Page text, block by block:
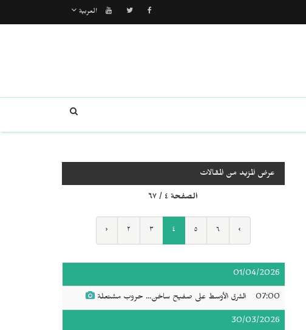
العربية
عرض المزيد من المقالات
الصفحة ٤ / ٦٧
‹ ٢ ٣ ٤ ٥ ٦ ›
01/04/2026
07:00 الشرق الأوسط على صفيح ساخن... حروب مشتعلة
30/03/2026